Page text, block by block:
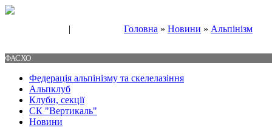
| Головна » Новини » Альпінізм
ФАСХО
Федерація альпінізму та скелелазіння
Альпклуб
Клуби, секції
СК "Вертикаль"
Новини